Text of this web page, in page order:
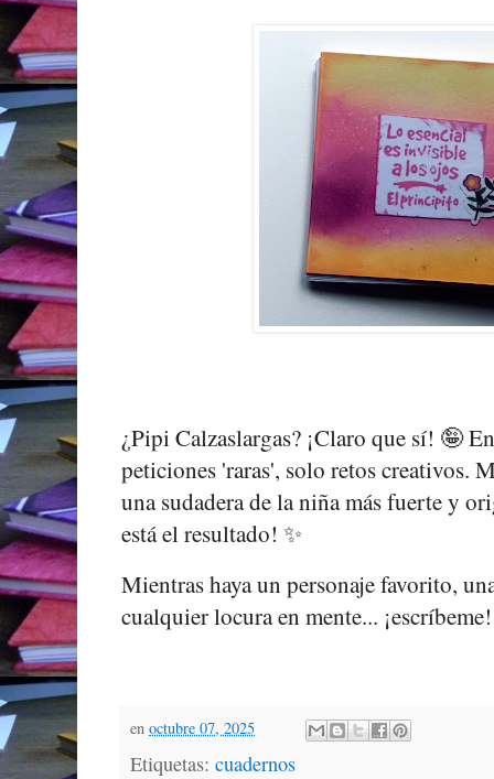
¿Pipi Calzaslargas? ¡Claro que sí! 🤪
peticiones 'raras', solo retos creativos.
una sudadera de la niña más fuerte y
está el resultado! ✨
Mientras haya un personaje favorito,
cualquier locura en mente...
en octubre 07, 2025
Etiquetas: cuadernos